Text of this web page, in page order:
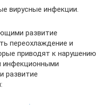
вирусные инфекции.
развитие
переохлаждение и
приводят к нарушению
инфекционными
развитие